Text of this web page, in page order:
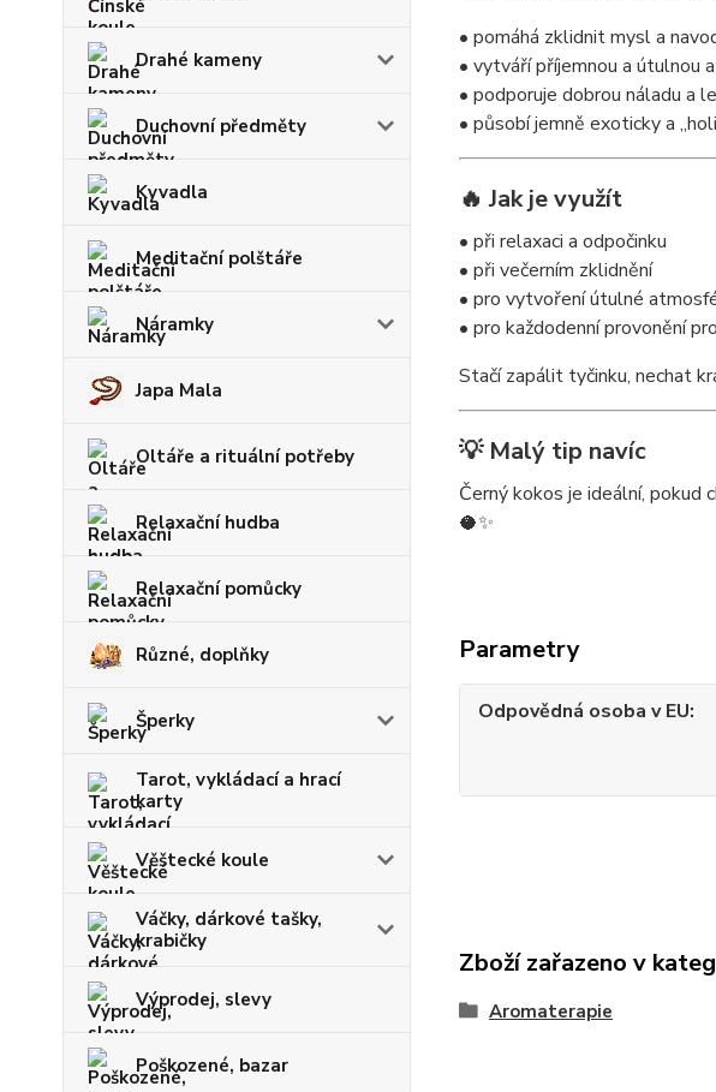
Drahé kameny
Duchovní předměty
Kyvadla
Meditační polštáře
Náramky
Japa Mala
Oltáře a rituální potřeby
Relaxační hudba
Relaxační pomůcky
Různé, doplňky
Šperky
Tarot, vykládací a hrací
karty
Věštecké koule
Váčky, dárkové tašky,
krabičky
Výprodej, slevy
Poškozené, bazar
• pomáhá zklidnit mysl a
• vytváří příjemnou a útulnou
• podporuje dobrou náladu a
• působí jemně exoticky a
🔥 Jak je využít
• při relaxaci a odpočinku
• při večerním zklidnění
• pro vytvoření útulné
• pro každodenní provonění
Stačí zapálit tyčinku, nechat
💡 Malý tip navíc
Černý kokos je ideální, pokud
🥥✨
Parametry
Odpovědná osoba v EU
Zboží zařazeno v
Aromaterapie